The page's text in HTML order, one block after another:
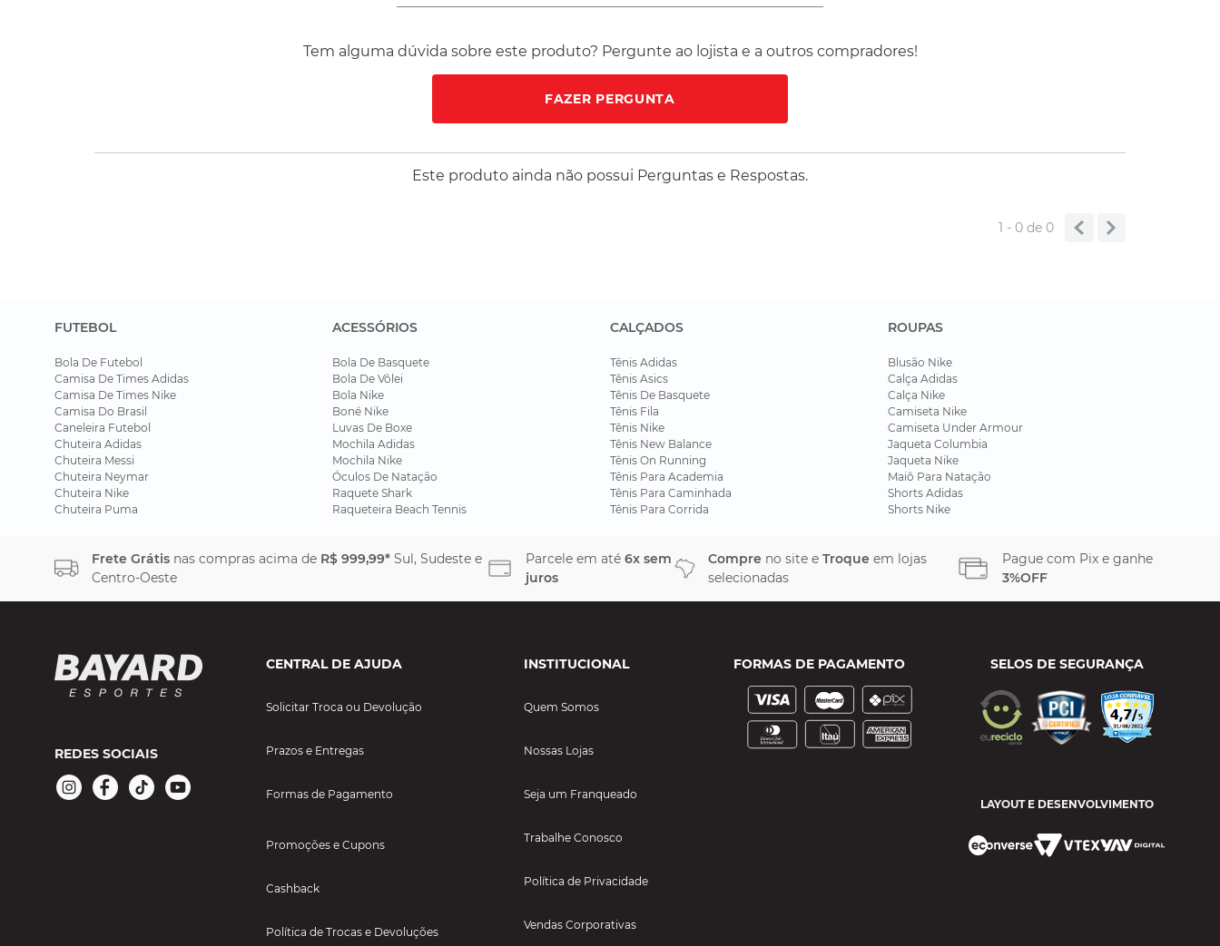
Tem alguma dúvida sobre este produto? Pergunte ao lojista e a outros compradores!
FAZER PERGUNTA
Este produto ainda não possui Perguntas e Respostas.
1 - 0de 0
FUTEBOL
Bola De Futebol
Camisa De Times Adidas
Camisa De Times Nike
Camisa Do Brasil
Caneleira Futebol
Chuteira Adidas
Chuteira Messi
Chuteira Neymar
Chuteira Nike
Chuteira Puma
ACESSÓRIOS
Bola De Basquete
Bola De Vôlei
Bola Nike
Boné Nike
Luvas De Boxe
Mochila Adidas
Mochila Nike
Óculos De Natação
Raquete Shark
Raqueteira Beach Tennis
CALÇADOS
Tênis Adidas
Tênis Asics
Tênis De Basquete
Tênis Fila
Tênis Nike
Tênis New Balance
Tênis On Running
Tênis Para Academia
Tênis Para Caminhada
Tênis Para Corrida
ROUPAS
Blusão Nike
Calça Adidas
Calça Nike
Camiseta Nike
Camiseta Under Armour
Jaqueta Columbia
Jaqueta Nike
Maiô Para Natação
Shorts Adidas
Shorts Nike
Frete Grátis nas compras acima de R$ 999,99* Sul, Sudeste e
Centro-Oeste
Parcele em até 6x sem
juros
Compre no site e Troque em lojas
selecionadas
Pague com Pix e ganhe
3%OFF
REDES SOCIAIS
CENTRAL DE AJUDA
Solicitar Troca ou Devolução
Prazos e Entregas
Formas de Pagamento
Promoções e Cupons
Cashback
Política de Trocas e Devoluções
INSTITUCIONAL
Quem Somos
Nossas Lojas
Seja um Franqueado
Trabalhe Conosco
Política de Privacidade
Vendas Corporativas
FORMAS DE PAGAMENTO SELOS DE SEGURANÇA
LAYOUT E DESENVOLVIMENTO